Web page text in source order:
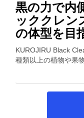
黒の力で内
ッククレン
の体型を目
KUROJIRU Black
種類以上の植物や果